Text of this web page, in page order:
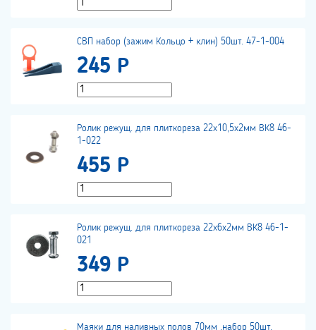
СВП набор (зажим Кольцо + клин) 50шт. 47-1-004
245 Р
Ролик режущ. для плиткореза 22х10,5х2мм ВК8 46-
1-022
455 Р
Ролик режущ. для плиткореза 22х6х2мм ВК8 46-1-
021
349 Р
Маяки для наливных полов 70мм ,набор 50шт.